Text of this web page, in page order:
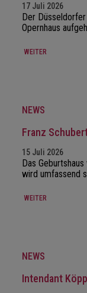
17 Juli 2026
Der
Opernhaus
WEITER
NEWS
Franz
15 Juli 2026
Das
wird umfassend
WEITER
NEWS
Intendant